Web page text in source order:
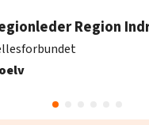
Region